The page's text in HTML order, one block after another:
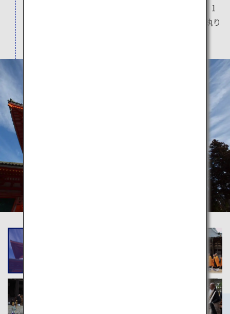
した高野山真言宗総本山金剛峯寺開創の地です。1
年を通じてさまざまな重要な宗教行事がここで執り